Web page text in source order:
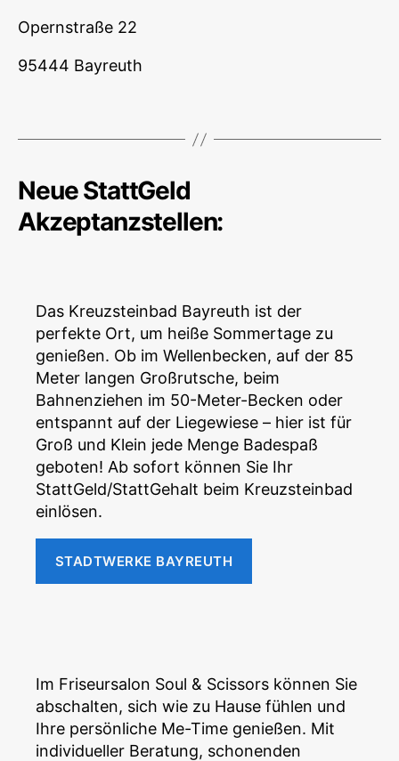
Opernstraße 22
95444 Bayreuth
Neue StattGeld
Akzeptanzstellen:
Das Kreuzsteinbad Bayreuth ist der
perfekte Ort, um heiße Sommertage zu
genießen. Ob im Wellenbecken, auf der 85
Meter langen Großrutsche, beim
Bahnenziehen im 50-Meter-Becken oder
entspannt auf der Liegewiese – hier ist für
Groß und Klein jede Menge Badespaß
geboten! Ab sofort können Sie Ihr
StattGeld/StattGehalt beim Kreuzsteinbad
einlösen.
STADTWERKE BAYREUTH
Im Friseursalon Soul & Scissors können Sie
abschalten, sich wie zu Hause fühlen und
Ihre persönliche Me-Time genießen. Mit
individueller Beratung, schonenden